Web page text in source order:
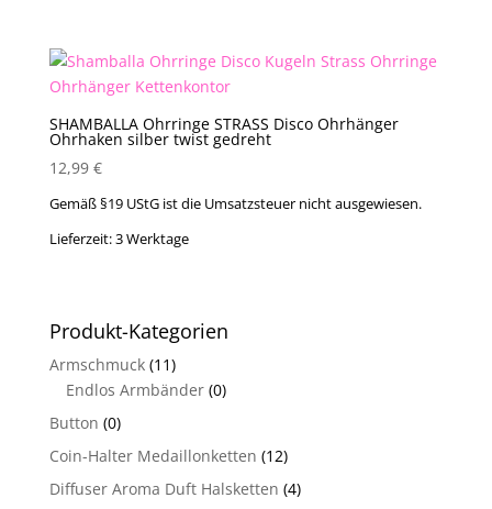
SHAMBALLA Ohrringe STRASS Disco Ohrhänger
Ohrhaken silber twist gedreht
12,99 €
Gemäß §19 UStG ist die Umsatzsteuer nicht ausgewiesen.
Lieferzeit:3 Werktage
Produkt-Kategorien
Armschmuck (11)
Endlos Armbänder (0)
Button (0)
Coin-Halter Medaillonketten (12)
Diffuser Aroma Duft Halsketten (4)